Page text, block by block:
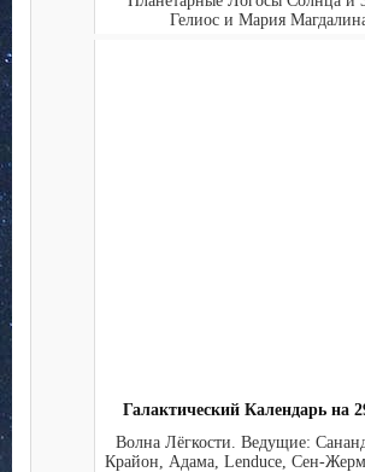
Гелиос и Мария
Галактический Календарь на
Волна Лёгкости. Ведущие:
Крайон, Адама, Lenduce, Сен-